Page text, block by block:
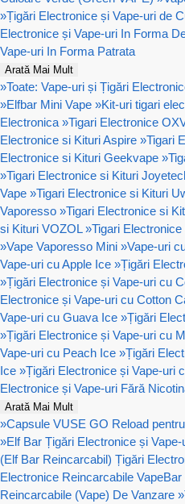
»Țigări Electronice și Vape-uri de
Electronice și Vape-uri In Forma
Vape-uri In Forma Patrata
Arată Mai Mult
»Toate: Vape-uri și Țigări
»Elfbar Mini Vape »Kit-uri tigari
Electronica »Tigari Electronice
Electronice si Kituri Aspire »Tigari
Electronice si Kituri Geekvape »
»Tigari Electronice si Kituri
Vape »Tigari Electronice si Kituri
Vaporesso »Tigari Electronice si
si Kituri VOZOL »Tigari
»Vape Vaporesso Mini »Vape-uri
Vape-uri cu Apple Ice »Țigări
»Țigări Electronice și Vape-uri cu
Electronice și Vape-uri cu Cotton
Vape-uri cu Guava Ice »Țigări
»Țigări Electronice și Vape-uri cu
Vape-uri cu Peach Ice »Țigări
Ice »Țigări Electronice și Vape-uri
Electronice și Vape-uri Fără
Arată Mai Mult
»Capsule VUSE GO Reload
»Elf Bar Țigări Electronice și
(Elf Bar Reincarcabil) Țigări
Electronice Reincarcabile VapeBar
Reincarcabile (Vape) De Vanzare »